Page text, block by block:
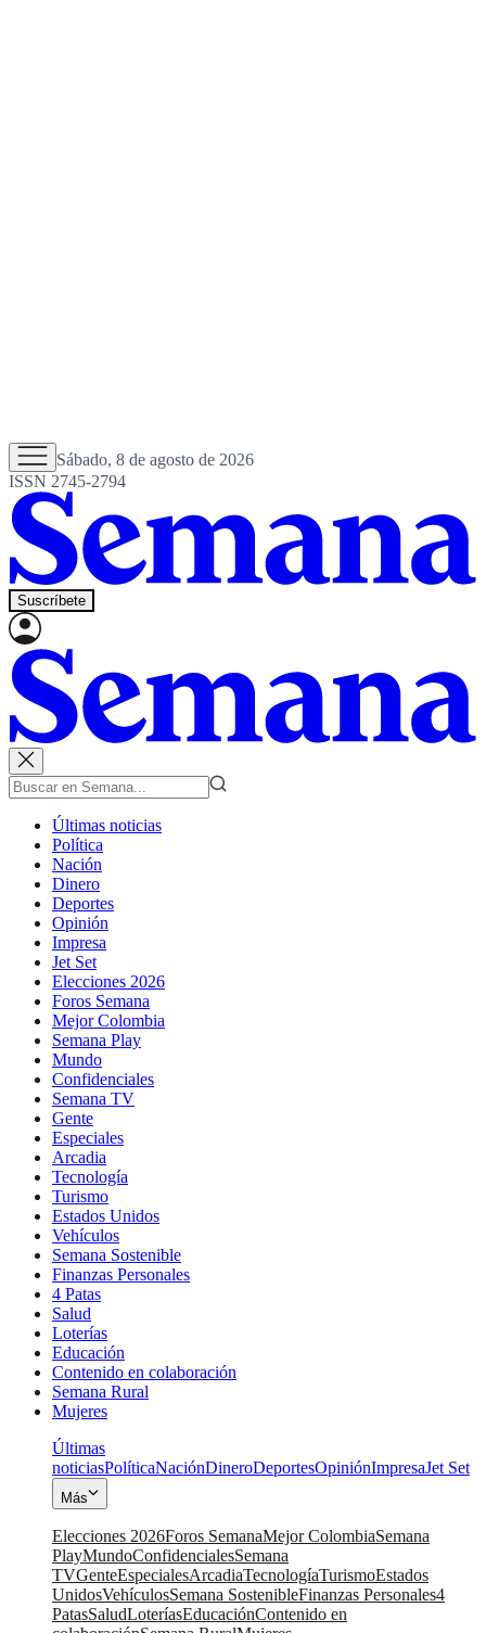
Sábado, 8 de agosto de 2026
ISSN 2745-2794
Suscríbete
Últimas noticias
Política
Nación
Dinero
Deportes
Opinión
Impresa
Jet Set
Elecciones 2026
Foros Semana
Mejor Colombia
Semana Play
Mundo
Confidenciales
Semana TV
Gente
Especiales
Arcadia
Tecnología
Turismo
Estados Unidos
Vehículos
Semana Sostenible
Finanzas Personales
4 Patas
Salud
Loterías
Educación
Contenido en colaboración
Semana Rural
Mujeres
Últimas
noticiasPolíticaNaciónDineroDeportesOpiniónImpresaJet Set
Más
Elecciones 2026Foros SemanaMejor ColombiaSemana
PlayMundoConfidencialesSemana
TVGenteEspecialesArcadiaTecnologíaTurismoEstados
UnidosVehículosSemana SostenibleFinanzas Personales4
PatasSaludLoteríasEducaciónContenido en